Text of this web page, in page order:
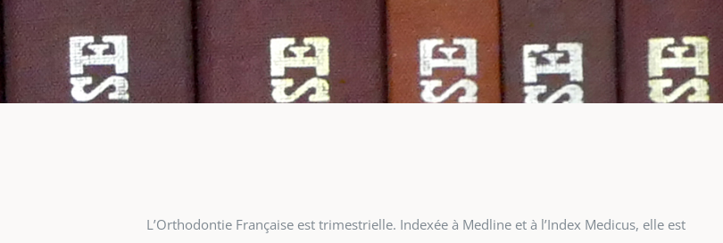
L’Orthodontie Française est trimestrielle. Indexée à Medline et à l’Index Medicus, elle est